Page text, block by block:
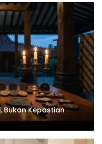
Bukan Kepastian